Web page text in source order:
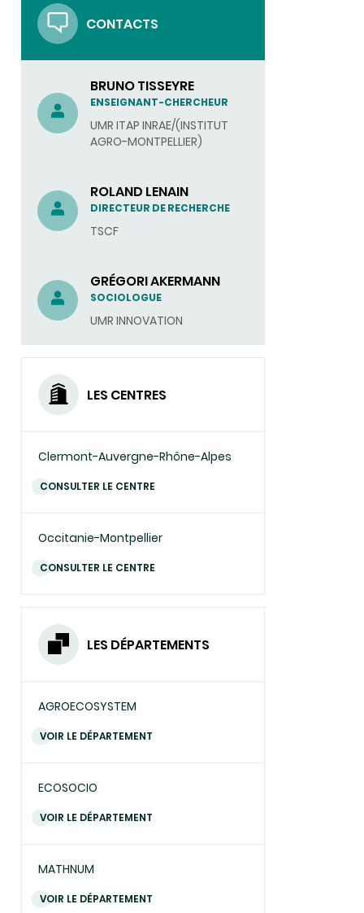
CONTACTS
BRUNO TISSEYRE
ENSEIGNANT-CHERCHEUR
UMR ITAP INRAE/(INSTITUT
AGRO-MONTPELLIER)
ROLAND LENAIN
DIRECTEUR DE RECHERCHE
TSCF
GRÉGORI AKERMANN
SOCIOLOGUE
UMR INNOVATION
LES CENTRES
Clermont-Auvergne-Rhône-Alpes
CONSULTER LE CENTRE
Occitanie-Montpellier
CONSULTER LE CENTRE
LES DÉPARTEMENTS
AGROECOSYSTEM
VOIR LE DÉPARTEMENT
ECOSOCIO
VOIR LE DÉPARTEMENT
MATHNUM
VOIR LE DÉPARTEMENT